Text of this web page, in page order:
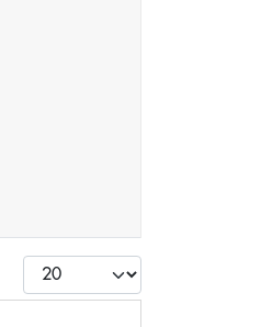
Cantidad